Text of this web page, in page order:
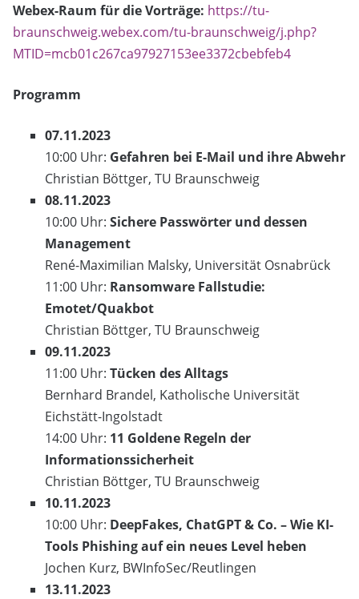
Webex-Raum für die Vorträge: https://tu-
braunschweig.webex.com/tu-braunschweig/j.php?
MTID=mcb01c267ca97927153ee3372cbebfeb4
Programm
07.11.2023
10:00 Uhr: Gefahren bei E-Mail und ihre Abwehr
Christian Böttger, TU Braunschweig
08.11.2023
10:00 Uhr: Sichere Passwörter und dessen
Management
René-Maximilian Malsky, Universität Osnabrück
11:00 Uhr: Ransomware Fallstudie:
Emotet/Quakbot
Christian Böttger, TU Braunschweig
09.11.2023
11:00 Uhr: Tücken des Alltags
Bernhard Brandel, Katholische Universität
Eichstätt-Ingolstadt
14:00 Uhr: 11 Goldene Regeln der
Informationssicherheit
Christian Böttger, TU Braunschweig
10.11.2023
10:00 Uhr: DeepFakes, ChatGPT & Co. – Wie KI-
Tools Phishing auf ein neues Level heben
Jochen Kurz, BWInfoSec/Reutlingen
13.11.2023